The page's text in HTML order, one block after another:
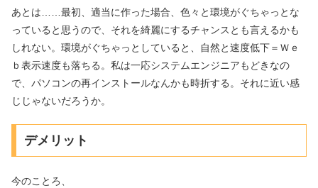
あとは……最初、適当に作った場合、色々と環境がぐちゃっとな
っていると思うので、それを綺麗にするチャンスとも言えるかも
しれない。環境がぐちゃっとしていると、自然と速度低下＝Ｗｅ
ｂ表示速度も落ちる。私は一応システムエンジニアもどきなの
で、パソコンの再インストールなんかも時折する。それに近い感
じじゃないだろうか。
デメリット
今のことろ、